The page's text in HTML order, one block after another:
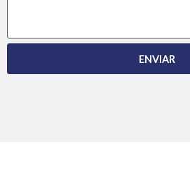
ENVIAR